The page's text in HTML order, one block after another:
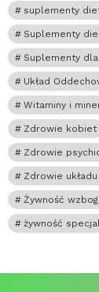
suplementy
Suplementy
Suplementy
Układ
Witaminy i
Zdrowie kobiet
Zdrowie
Zdrowie
Żywność
żywność